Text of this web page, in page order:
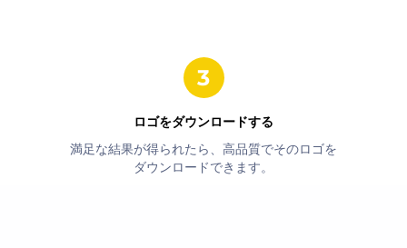
ロゴをダウンロードする
満足な結果が得られたら、高品質でそのロゴを
ダウンロードできます。